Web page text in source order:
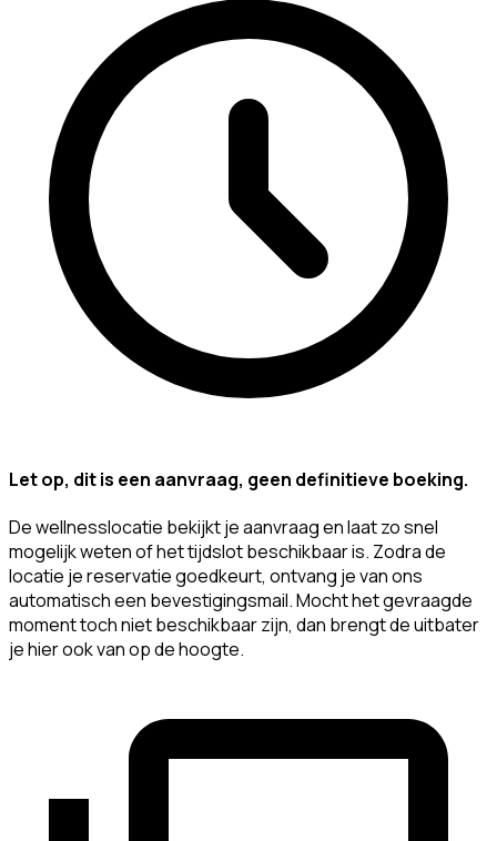
Let op, dit is een aanvraag, geen definitieve boeking.
De wellnesslocatie bekijkt je aanvraag en laat zo snel
mogelijk weten of het tijdslot beschikbaar is. Zodra de
locatie je reservatie goedkeurt, ontvang je van ons
automatisch een bevestigingsmail. Mocht het gevraagde
moment toch niet beschikbaar zijn, dan brengt de uitbater
je hier ook van op de hoogte.